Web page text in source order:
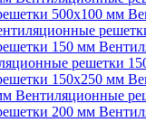
500х100 мм
150 мм
решетки
150х250 мм
Вентиляционные
200 мм